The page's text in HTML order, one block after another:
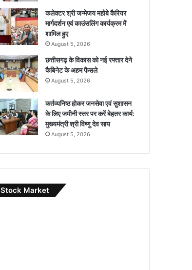
कलेक्टर श्री जन्मेजय महोबे कैरियर
मार्गदर्शन एवं काउंसलिंग कार्यक्रम में
शामिल हुए
August 5, 2026
छत्तीसगढ़ के विकास को नई रफ्तार देने
कैबिनेट के अहम फैसले
August 5, 2026
कर्तव्यनिष्ठ होकर जनसेवा एवं सुशासन
के लिए जमीनी स्तर पर करें बेहतर कार्य:
मुख्यमंत्री श्री विष्णु देव साय
August 5, 2026
Stock Market